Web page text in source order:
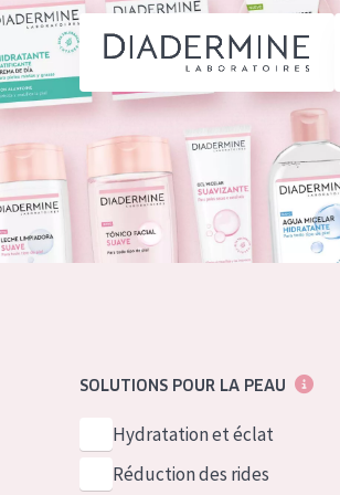
SOLUTIONS POUR LA PEAU
Hydratation et éclat
Réduction des rides
Peau ménopausée
ACCUEIL
Composition
À propos
SOLUTIONS POUR LA PEAU
Hydratation et éclat
Réduction des rides